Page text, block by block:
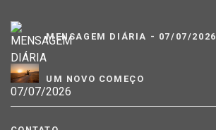
MENSAGEM DIÁRIA - 07/07/2026
UM NOVO COMEÇO